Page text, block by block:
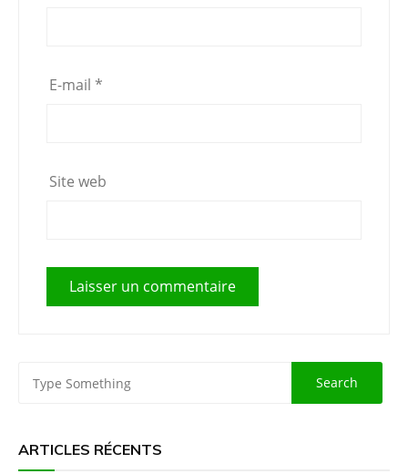
E-mail *
Site web
ARTICLES RÉCENTS